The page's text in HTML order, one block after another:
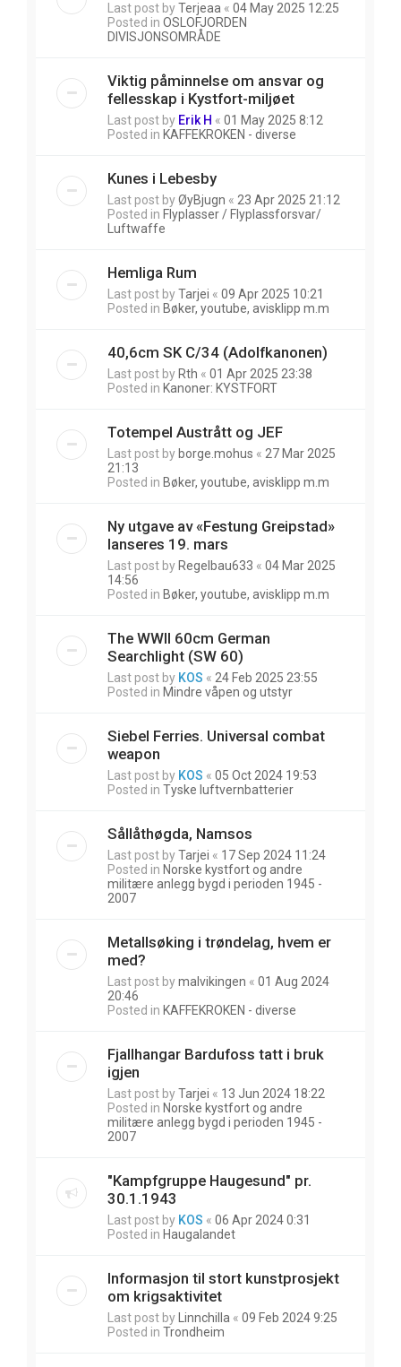
Last post byTerjeaa « 04 May 2025 12:25
Posted in OSLOFJORDEN
DIVISJONSOMRÅDE
Viktig påminnelse om ansvar og
fellesskap i Kystfort-miljøet
Last post by Erik H « 01 May 2025 8:12
Posted in KAFFEKROKEN - diverse
Kunes i Lebesby
Last post byØyBjugn « 23 Apr 2025 21:12
Posted in Flyplasser / Flyplassforsvar/
Luftwaffe
Hemliga Rum
Last post byTarjei « 09 Apr 2025 10:21
Posted in Bøker, youtube, avisklipp m.m
40,6cm SK C/34 (Adolfkanonen)
Last post by Rth « 01 Apr 2025 23:38
Posted in Kanoner: KYSTFORT
Totempel Austrått og JEF
Last post by borge.mohus « 27 Mar 2025
21:13
Posted in Bøker, youtube, avisklipp m.m
Ny utgave av «Festung Greipstad»
lanseres 19. mars
Last post by Regelbau633 « 04 Mar 2025
14:56
Posted in Bøker, youtube, avisklipp m.m
The WWII 60cm German
Searchlight (SW 60)
Last post by KOS « 24 Feb 2025 23:55
Posted in Mindre våpen og utstyr
Siebel Ferries. Universal combat
weapon
Last post by KOS « 05 Oct 2024 19:53
Posted in Tyske luftvernbatterier
Sållåthøgda, Namsos
Last post byTarjei « 17 Sep 2024 11:24
Posted in Norske kystfort og andre
militære anlegg bygd i perioden 1945 -
2007
Metallsøking i trøndelag, hvem er
med?
Last post bymalvikingen « 01 Aug 2024
20:46
Posted in KAFFEKROKEN - diverse
Fjallhangar Bardufoss tatt i bruk
igjen
Last post byTarjei « 13 Jun 2024 18:22
Posted in Norske kystfort og andre
militære anlegg bygd i perioden 1945 -
2007
"Kampfgruppe Haugesund" pr.
30.1.1943
Last post by KOS « 06 Apr 2024 0:31
Posted in Haugalandet
Informasjon til stort kunstprosjekt
om krigsaktivitet
Last post by Linnchilla « 09 Feb 2024 9:25
Posted in Trondheim